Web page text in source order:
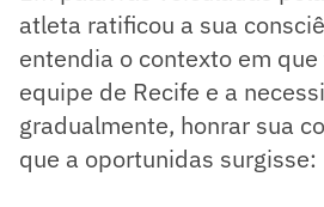
atleta ratificou a sua
entendia o contexto em
equipe de Recife e a
gradualmente, honrar sua
que a oportunidas surgisse: